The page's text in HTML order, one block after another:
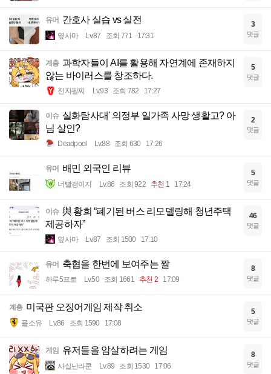
유머 간호사 실습 vs 실전
옆사마 Lv.87 조회 771 17:31
3
댓글
계층 과학자들이 AI를 활용해 자연계에 존재하지
않는 바이러스를 창조하다.
전자팔찌 Lv.93 조회 782 17:27
5
댓글
이슈 실화탐사대' 의정부 일가족 사망 생활고? 아
님 살인?
Deadpool Lv.88 조회 630 17:26
2
댓글
유머 배민 외국인 리뷰
너빨갱이지 Lv.86 조회 922 추천 1 17:24
5
댓글
이슈 與 황희 “폐기된 버스 리모델링해 청년주택
제공하자”
옆사마 Lv.87 조회 1500 17:10
46
댓글
유머 축협을 한번에 보여주는 짤
하루5프로 Lv.50 조회 1661 추천 2 17:09
8
댓글
계층 미국판 오징어게임 제작 취소
풀소유 Lv.86 조회 1590 17:08
5
댓글
게임 유저들을 암살하려는 게임
사실난라쿤 Lv.89 조회 1530 17:06
8
댓글